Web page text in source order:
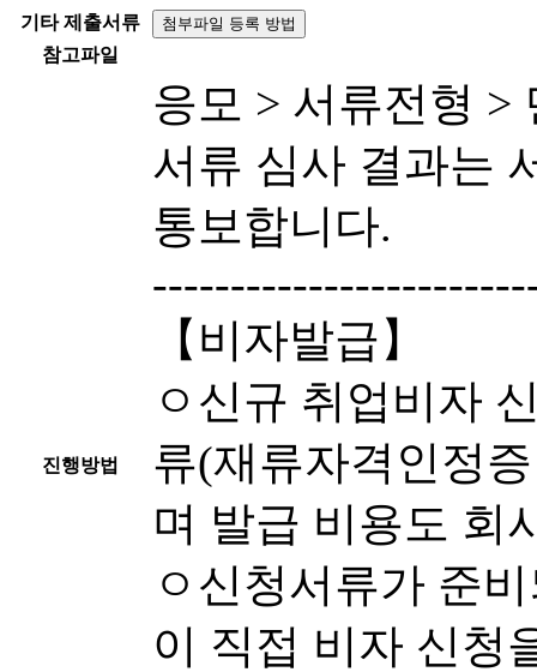
기타 제출서류 첨부파일 등록 방법
참고파일
진행방법
응모 > 서류전형 >
서류 심사 결과는
통보합니다.
【비자발급】
ㅇ신규 취업비자
류(재류자격인정
며 발급 비용도 회
ㅇ신청서류가 준
이 직접 비자 신청